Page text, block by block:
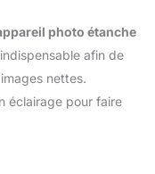
photo étanche
afin de
nettes.
éclairage pour faire